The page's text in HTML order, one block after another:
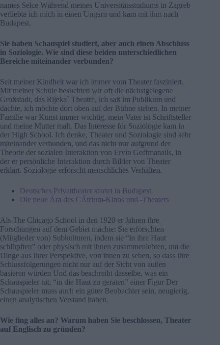
names Selce Während meines Universitätsstudiums in Zagreb
verliebte ich mich in einen Ungarn und kam mit ihm nach
Budapest.
Sie haben Schauspiel studiert, aber auch einen Abschluss
in Soziologie. Wie sind diese beiden unterschiedlichen
Bereiche miteinander verbunden?
Seit meiner Kindheit war ich immer vom Theater fasziniert.
Mit meiner Schule besuchten wir oft die nächstgelegene
Großstadt, das Rijeka` Theatre, ich saß im Publikum und
dachte, ich möchte dort oben auf der Bühne stehen. In meiner
Familie war Kunst immer wichtig, mein Vater ist Schriftsteller
und meine Mutter malt. Das Interesse für Soziologie kam in
der High School. Ich denke, Theater und Soziologie sind sehr
miteinander verbunden, und das nicht nur aufgrund der
Theorie der sozialen Interaktion von Ervin Goffmanails, in
der er persönliche Interaktion durch Bilder von Theater
erklärt. Soziologie erforscht menschliches Verhalten.
Deutsches Privattheater startet in Budapest
Die neue Ära des CÁtrium-Kinos und -Theaters
Als The Chicago School in den 1920 er Jahren ihre
Forschungen auf dem Gebiet machte: Sie erforschten
(Mitglieder von) Subkulturen, indem sie “in ihre Haut
schlüpften” oder physisch mit ihnen zusammenlebten, um die
Dinge aus ihrer Perspektive, von innen zu sehen, so dass ihre
Schlussfolgerungen nicht nur auf der Sicht von außen
basieren würden Und das beschreibt dasselbe, was ein
Schauspieler tut, “in die Haut zu geraten” einer Figur Der
Schauspieler muss auch ein guter Beobachter sein, neugierig,
einen analytischen Verstand haben.
Wie fing alles an? Warum haben Sie beschlossen, Theater
auf Englisch zu gründen?